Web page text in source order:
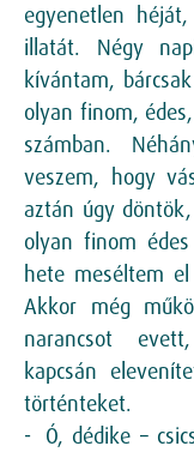
egyenetlen
illatát. Négy
kívántam,
olyan finom,
számban.
veszem, hogy
aztán úgy
olyan finom
hete meséltem
Akkor még
narancsot
kapcsán
történteket.
Ó, dédike –